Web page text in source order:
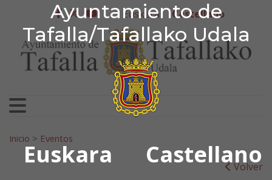
Ayuntamiento de
Tafalla/Tafallako Udala
Euskara Castellano
Ir al contenido
Ayuntamiento de
facebook
twitter
youtube
Euskera Castellano
Search for:
Inicio > Eventos
Volver